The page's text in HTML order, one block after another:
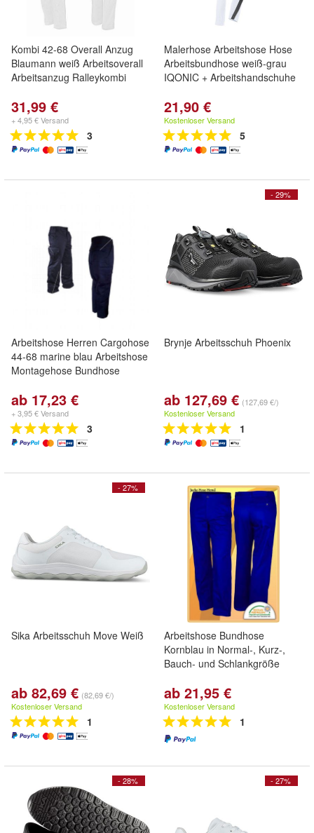
Kombi 42-68 Overall Anzug
Blaumann weiß Arbeitsoverall
Arbeitsanzug Ralleykombi
31,99 €
+ 4,95 € Versand
3
Malerhose Arbeitshose Hose
Arbeitsbundhose weiß-grau
IQONIC + Arbeitshandschuhe
21,90 €
Kostenloser Versand
5
Arbeitshose Herren Cargohose
44-68 marine blau Arbeitshose
Montagehose Bundhose
ab 17,23 €
+ 3,95 € Versand
3
- 29%
Brynje Arbeitsschuh Phoenix
ab 127,69 € (127,69 €/)
Kostenloser Versand
1
- 27%
Sika Arbeitsschuh Move Weiß
ab 82,69 € (82,69 €/)
Kostenloser Versand
1
Arbeitshose Bundhose
Kornblau in Normal-, Kurz-,
Bauch- und Schlankgröße
ab 21,95 €
Kostenloser Versand
1
- 28% - 27%